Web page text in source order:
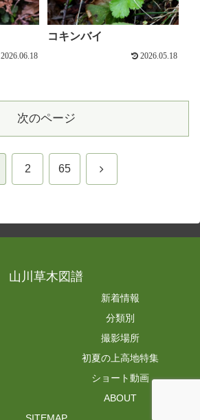
2026.06.18
コキンバイ
2026.05.18
次のページ
2 65 次
山川草木図譜
新着情報
分類別
撮影場所
初夏の上高地特集
ショート動画
ABOUT